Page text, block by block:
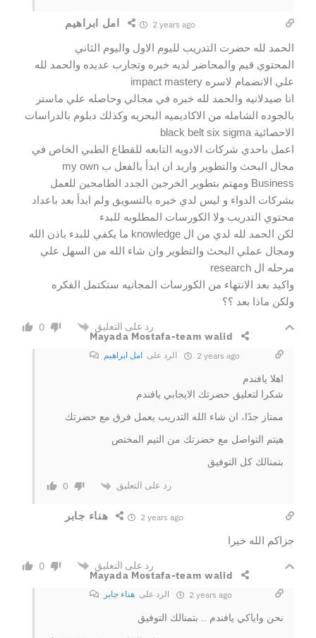
امل ابراهيم 2 years ago
الحمد لله حضرت التدريب لليوم الاول واليوم الثاني
المحتوي قيم والمحاضر لديه خبره وتجارب عديده والحمد لله
علي الانضمام لاسره impact mastery
انا صيدلانيه والحمد لله خبره في مجالي وحاصله علي ماستر
بالجوده الشامله من الاكاديميه البحريه وكذلك دبلوم بالدراسات
الاحصائية black belt six sigma
اعمل باحدي شركات الادويه التابعه للقطاع الطبي الخاص في
مجال البحث والتطوير واريد ان ابدأ بالفعل ب my own
Business ومهتم بتطوير الخرجين الجدد الطامحين للعمل
بشركات الدواء و ليس لدي خبره بالتسويق ولم ابدأ بعد باعداد
محتوي التدريب ولا الكورسات المطلوبه للبدء
لكن الحمد لله لدي من ال knowledge ما يكفي للبدء باذن الله
ومجال عملي البحث والتطوير وان شاء الله من السهل علي
مرحله ال research
واكيد بعد الانتهاء من الكورسات المجانيه ستكتمل الفكره
ولكن ماذا بعد ؟؟
0 رد على التعليق
Mayada Mostafa-team walid
الرد على امل ابراهيم 2 years ago
اهلا يافندم
شكرا لتعليق حضرتك الايجابي يافندم
ممتاز جدًا، ان شاء الله التدريب يعمل فرق مع حضرتك
هيتم التواصل مع حضرتك من التيم المختص
بتمنالك كل التوفيق
0 رد على التعليق
هناء جابر 2 years ago
جزاكم الله خيرا
0 رد على التعليق
Mayada Mostafa-team walid
الرد على هناء جابر 2 years ago
نحن واياكي يافندم .. بتمنالك التوفيق